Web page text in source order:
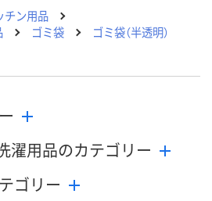
チン用品
ゴミ袋 ゴミ袋（半透明）
濯用品のカテゴリー
ゴリー